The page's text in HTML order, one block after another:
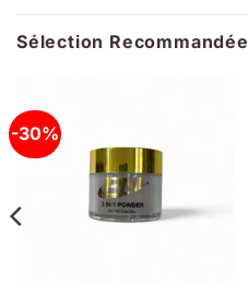
Sélection Recommandée
-30%